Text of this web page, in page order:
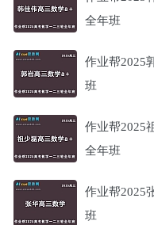
全年班
作业帮2025
班
作业帮2025
全年班
作业帮2025
班